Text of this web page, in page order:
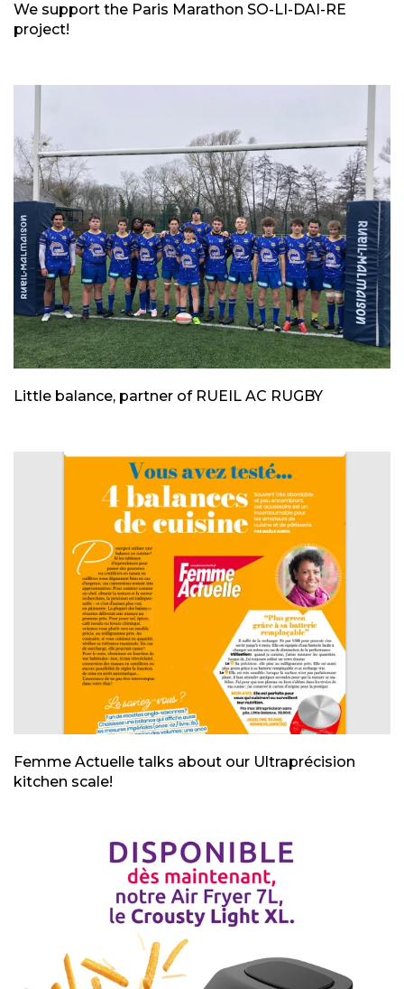
We support the Paris Marathon SO-LI-DAI-RE
project!
Little balance, partner of RUEIL AC RUGBY
Femme Actuelle talks about our Ultraprécision
kitchen scale!